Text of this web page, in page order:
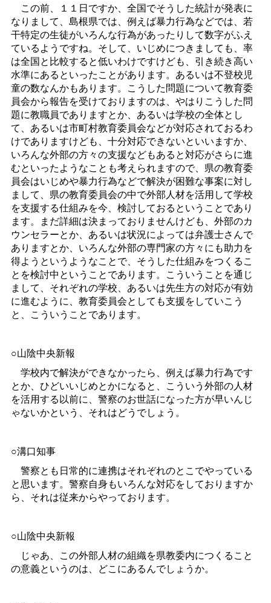
この前、１１日ですか、全国でそうした統計が発表に
なりまして、島根県では、例えば暴力行為などでは、若
干特定の生徒がいろんな行為があったりして数字がふえ
ているようですね。そして、いじめにつきましても、率
は全国と比較すると低いわけですけども、引き続き高い
水準にあるといったことがあります。あるいは不登校児
童の数なんかもあります。こうした問題について教育委
員会から報告を受けておりますのは、やはりこうした問
題に教職員でありますとか、あるいは学校の全体とし
て、あるいは市町村教育委員会などが対応されておるわ
けでありますけども、十分対応できないといいますか、
いろんな外部の方々の支援などもあると対応がさらに進
むといったようなことも考えられますので、県の教育委
員会はいじめや暴力行為などで解決が困難な事案に対し
まして、県の教育委員会の中で外部人材を活用して学校
を支援する仕組みを今、検討しておるということであり
ます。まだ詳細は決まっておりませんけども、外部のカ
ウンセラーとか、あるいは状況によっては弁護士さんで
ありますとか、いろんな外部の専門家の方々にも助力を
得ようというようなことで、そうした仕組みをつくるこ
とを検討中ということであります。こういうことを通じ
まして、それぞれの学校、あるいは先生方の対応が有効
に進むように、教育委員会としても支援をしていこう
と、こういうことであります。
○山陰中央新報
学校内で解決ができなかったら、例えば暴力行為です
とか、ひどいいじめとかになると、こういう外部の人材
を活用する以前に、警察のお世話になった方が早いんじ
ゃないかという、それはどうでしょう。
○溝口知事
警察とも日常的に連携はそれぞれのとこでやっている
と思います。警察自身もいろんな対応をしておりますか
ら、それは従来からやっております。
○山陰中央新報
じゃあ、この外部人材の組織を県教委内につくること
の意義というのは、どこにあるんでしょうか。